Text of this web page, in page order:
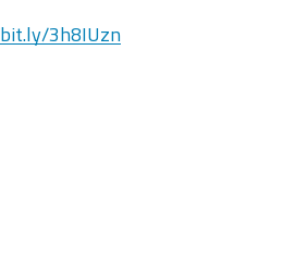
3h8IUzn